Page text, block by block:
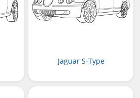
Jaguar S-Type